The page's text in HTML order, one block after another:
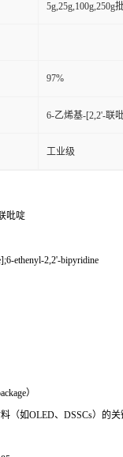
5g,25g,100g,250g
97%
6-乙烯基-[2,2'-联
工业级
吡啶
ethenyl-2,2'-bipyridine
）
（如OLED、DSSCs）的